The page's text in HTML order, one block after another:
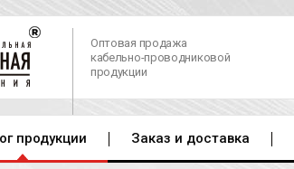
Оптовая продажа
кабельно-проводниковой
продукции
продукции Заказ и доставка